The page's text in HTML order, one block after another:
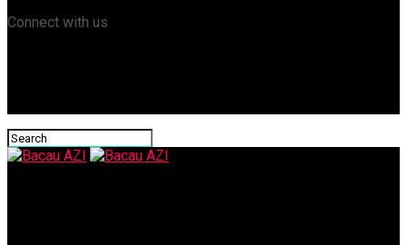
Connect with us